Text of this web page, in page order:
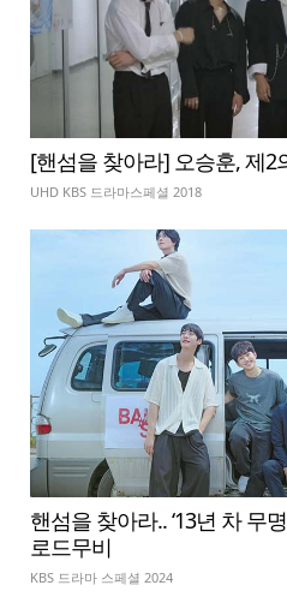
[핸섬을 찾아라] 오승훈, 제2
UHD KBS 드라마스페셜 2018
핸섬을 찾아라.. ‘13년 차 무명 아이돌’ 멤버 찾아
로드무비
KBS 드라마 스페셜 2024